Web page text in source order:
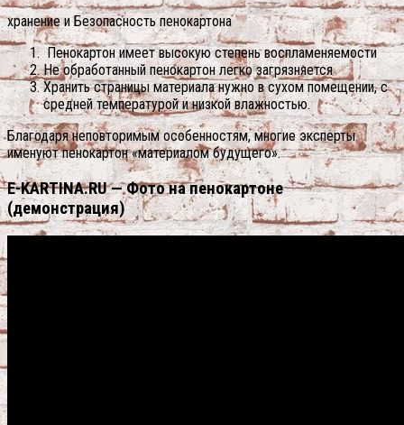
хранение и Безопасность пенокартона
Пенокартон имеет высокую степень воспламеняемости
Не обработанный пенокартон легко загрязняется
Хранить страницы материала нужно в сухом помещении, с
средней температурой и низкой влажностью.
Благодаря неповторимым особенностям, многие эксперты
именуют пенокартон «материалом будущего».
E-KARTINA.RU — Фото на пенокартоне
(демонстрация)